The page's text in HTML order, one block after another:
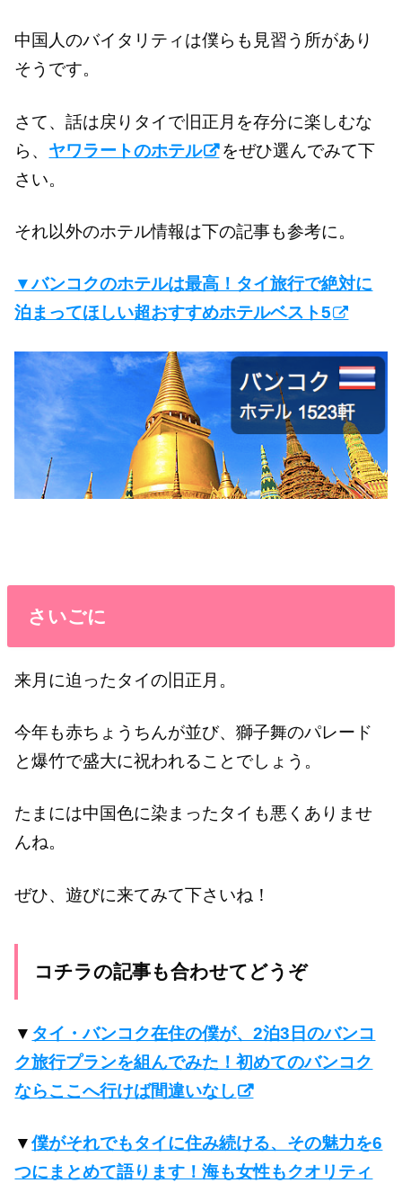
中国人のバイタリティは僕らも見習う所があり
そうです。
さて、話は戻りタイで旧正月を存分に楽しむな
ら、 ヤワラートのホテル
をぜひ選んでみて下
さい。
それ以外のホテル情報は下の記事も参考に。
▼バンコクのホテルは最高！タイ旅行で絶対に
泊まってほしい超おすすめホテルベスト5
さいごに
来月に迫ったタイの旧正月。
今年も赤ちょうちんが並び、獅子舞のパレード
と爆竹で盛大に祝われることでしょう。
たまには中国色に染まったタイも悪くありませ
んね。
ぜひ、遊びに来てみて下さいね！
コチラの記事も合わせてどうぞ
▼ タイ・バンコク在住の僕が、2泊3日のバンコ
ク旅行プランを組んでみた！初めてのバンコク
ならここへ行けば間違いなし
▼僕がそれでもタイに住み続ける、その魅力を6
つにまとめて語ります！海も女性もクオリティ